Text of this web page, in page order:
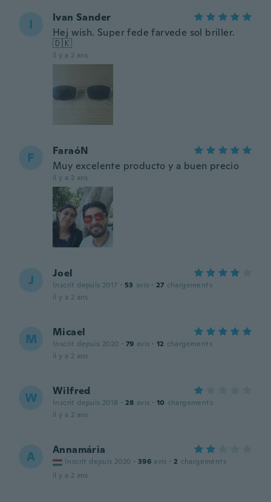
I
Ivan Sander
Hej wish. Super fede farvede sol briller.
🇩🇰
il y a 2 ans
F
FaraóN
Muy excelente producto y a buen precio
il y a 2 ans
J Joel
Inscrit depuis 2017 · 53 avis · 27 chargements
il y a 2 ans
M Micael
Inscrit depuis 2020 · 79 avis · 12 chargements
il y a 2 ans
W Wilfred
Inscrit depuis 2018 · 28 avis · 10 chargements
il y a 2 ans
A Annamária
Inscrit depuis 2020 · 396 avis · 2 chargements
il y a 2 ans